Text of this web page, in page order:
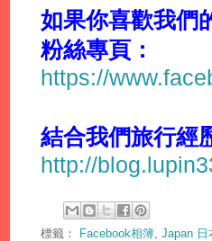
如果你喜歡我們
粉絲專頁：
https://
結合我們旅行經
http://
標籤： Facebook相簿 Japan 日